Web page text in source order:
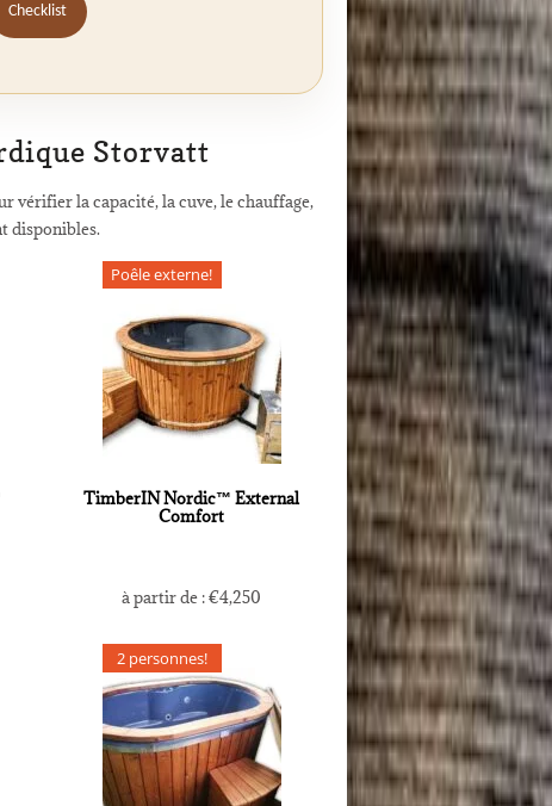
Checklist
Storvatt
vérifier la capacité, la cuve, le chauffage,
disponibles.
Poêle externe!
TimberIN Nordic™ External
Comfort
à partir de :€4,250
2 personnes!